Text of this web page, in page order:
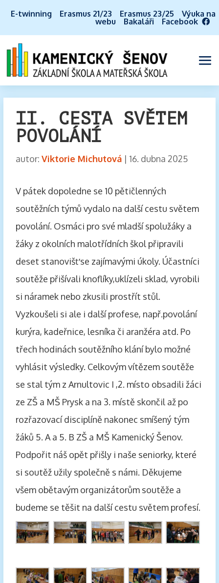
E-twinning Erasmus 21/23 Erasmus 23/25
Výuka na
webu
Bakaláři Facebook
II. CESTA SVĚTEM
POVOLÁNÍ
autor: Viktorie Michutová| 16. dubna 2025
V pátek dopoledne se 10 pětičlenných
soutěžních týmů vydalo na další cestu světem
povolání. Osmáci pro své mladší spolužáky a
žáky z okolních malotřídních škol připravili
deset stanovišť se zajímavými úkoly. Účastníci
soutěže přišívali knoflíky,uklízeli sklad, vyrobili
si náramek nebo zkusili prostřít stůl.
Vyzkoušeli si ale i další profese, např.povolání
kurýra, kadeřnice, lesníka či aranžéra atd. Po
třech hodinách soutěžního klání bylo možné
vyhlásit výsledky. Celkovým vítězem soutěže
se stal tým z Arnultovic I ,2. místo obsadili žáci
ze ZŠ a MŠ Prysk a na 3. místě skončil až po
rozřazovací disciplíně nakonec smíšený tým
žáků 5. A a 5. B ZŠ a MŠ Kamenický Šenov.
Podpořit náš opět přišly i naše seniorky, které
si soutěž užily společně s námi. Děkujeme
všem obětavým organizátorům soutěže a
budeme se těšit na další cestu světem profesí.